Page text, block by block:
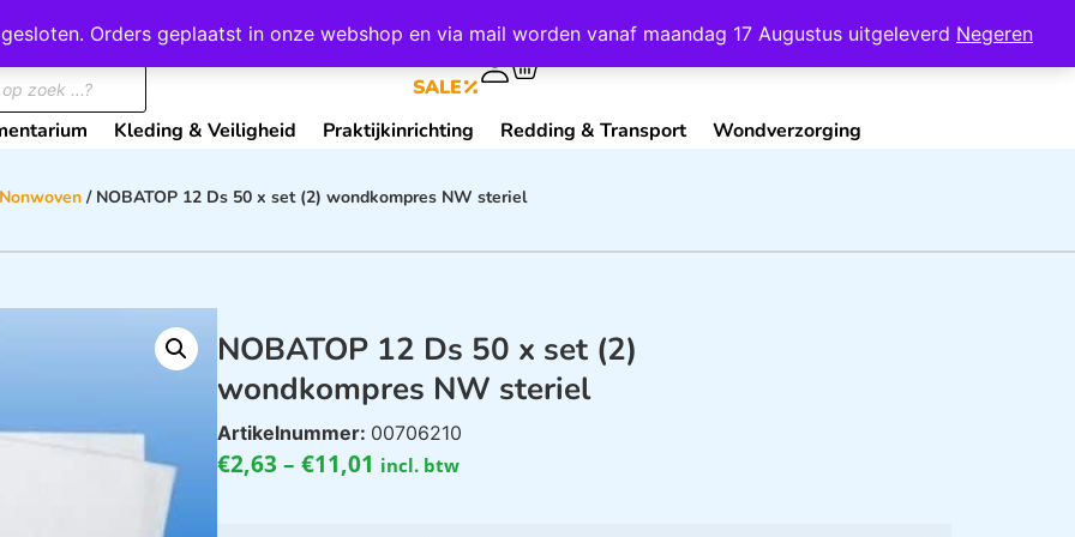
Orders geplaatst in onze webshop en via mail worden vanaf maandag 17 Augustus uitgeleverd Negeren
Mijn Account Contact
SALE
Kleding & Veiligheid Praktijkinrichting Redding & Transport Wondverzorging
/ NOBATOP 12 Ds 50 x set (2) wondkompres NW steriel
NOBATOP 12 Ds 50 x set (2)
wondkompres NW steriel
Artikelnummer: 00706210
€2,63 – €11,01 incl. btw